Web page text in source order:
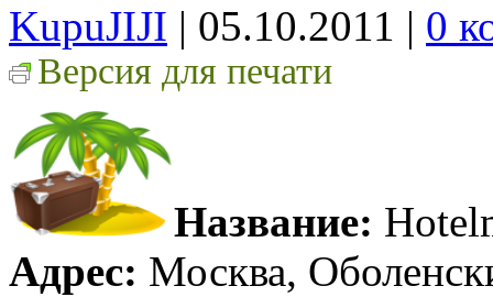
KupuJIJI | 05.10.2011 | 0
Версия для печати
Название:
Адрес: Москва,